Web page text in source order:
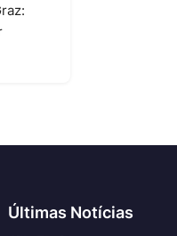
Últimas Notícias